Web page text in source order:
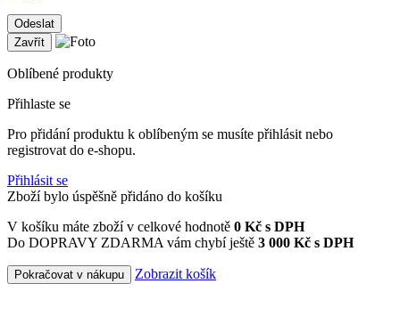
Odeslat
Zavřít
Oblíbené produkty
Přihlaste se
Pro přidání produktu k oblíbeným se musíte přihlásit nebo
registrovat do e-shopu.
Přihlásit se
Zboží bylo úspěšně přidáno do košíku
V košíku máte zboží v celkové hodnotě 0 Kč s DPH
Do DOPRAVY ZDARMA vám chybí ještě 3 000 Kč s DPH
Pokračovat v nákupu Zobrazit košík